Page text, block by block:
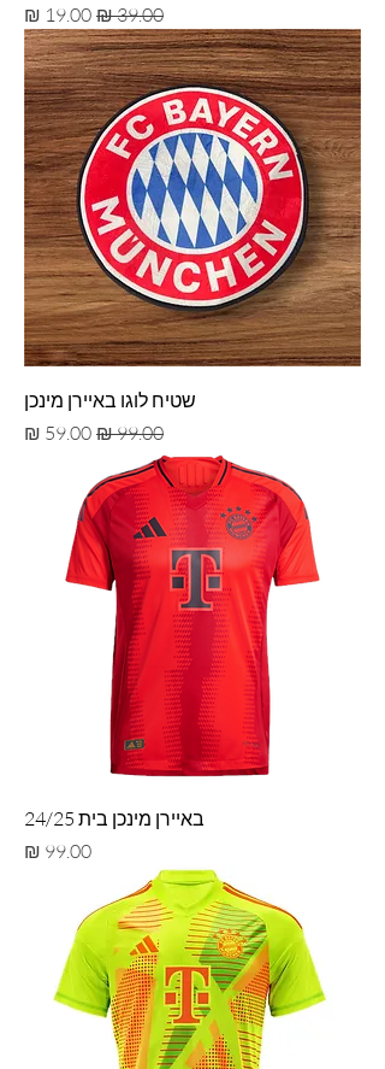
מחיר רגילמחיר מבצע
שטיח לוגו באיירן מינכן
מחיר רגילמחיר מבצע
באיירן מינכן בית 24/25
מחיר